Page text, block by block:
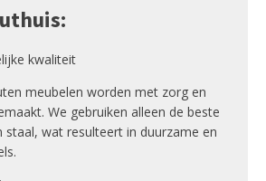
kwaliteit
meubelen worden met zorg en
We gebruiken alleen de beste
staal, wat resulteert in duurzame en